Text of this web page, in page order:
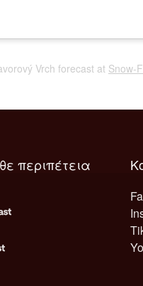
Vrch forecast at Snow-
περιπέτεια